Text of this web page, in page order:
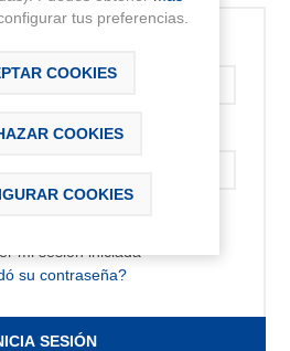
Contraseña:
mi sesión iniciada
su contraseña?
SESIÓN
tus preferencias.
COOKIES
COOKIES
COOKIES